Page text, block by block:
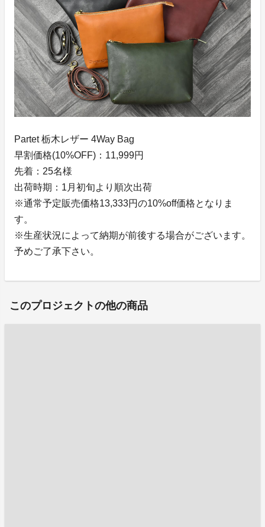
Partet 栃木レザー 4Way Bag
早割価格(10%OFF)：11,999円
先着：25名様
出荷時期：1月初旬より順次出荷
※通常予定販売価格13,333円の10%off価格となりま
す。
※生産状況によって納期が前後する場合がございます。
予めご了承下さい。
このプロジェクトの他の商品